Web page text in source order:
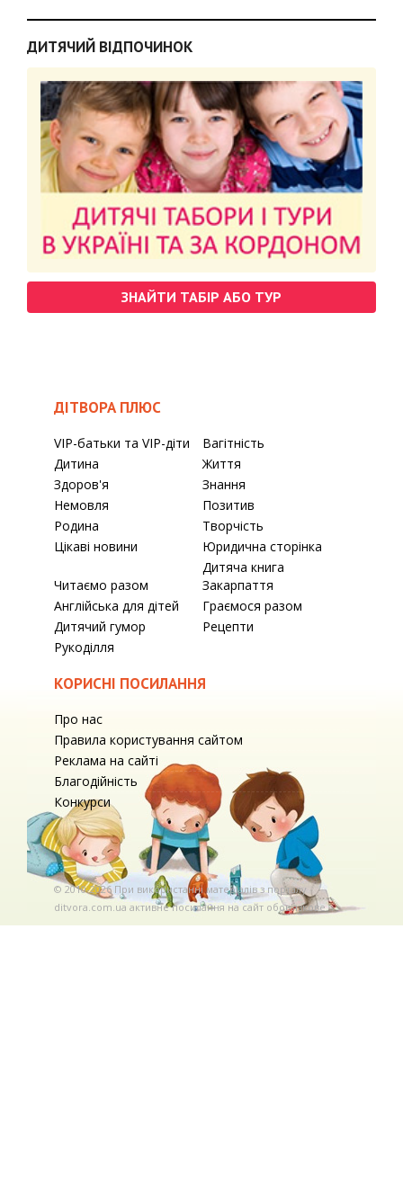
ДИТЯЧИЙ ВІДПОЧИНОК
ЗНАЙТИ ТАБІР АБО ТУР
ДІТВОРА ПЛЮС
VIP-батьки та VIP-діти
Вагітність
Дитина
Життя
Здоров'я
Знання
Немовля
Позитив
Родина
Творчість
Цікаві новини
Юридична сторінка
Читаємо разом
Дитяча книга
Закарпаття
Англійська для дітей
Граємося разом
Дитячий гумор
Рецепти
Рукоділля
КОРИСНІ ПОСИЛАННЯ
Про нас
Правила користування сайтом
Реклама на сайті
Благодійність
Конкурси
© 2010-2026 При використаннi матерiалiв з порталу
ditvora.com.ua активне посилання на сайт обов'язкове. .